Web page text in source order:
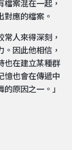
案混在一起，
對應的檔案。
人來得深刻，
因此他相信，
也在建立某種群
憶也會在傳遞中
原因之一。」